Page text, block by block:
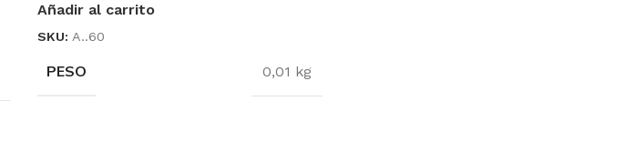
Añadir al carrito
SKU: A..60
PESO 0,01 kg